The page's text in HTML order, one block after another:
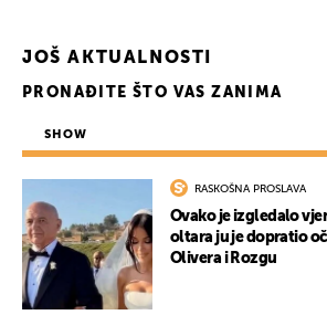
JOŠ AKTUALNOSTI
PRONAĐITE ŠTO VAS ZANIMA
SHOW
RASKOŠNA PROSLAVA
Ovako je izgledalo
oltara ju je dopratio
Olivera i Rozgu